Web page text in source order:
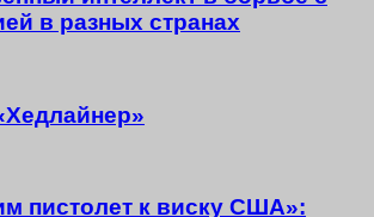
в разных странах
пистолет к виску США»: